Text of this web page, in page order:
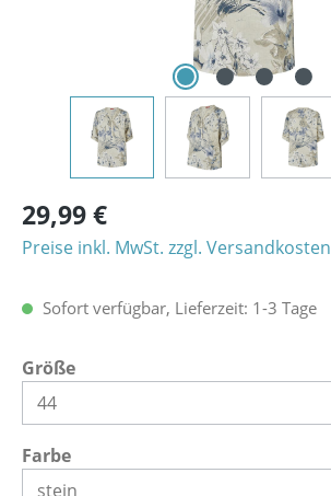
29,99 €
Preise inkl. MwSt. zzgl. Versandkosten
Sofort verfügbar, Lieferzeit: 1-3 Tage
Größeauswählen
Farbeauswählen